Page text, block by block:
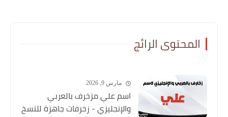
المحتوى الرائج
مارس 9, 2026
اسم علي مزخرف بالعربي
والإنجليزي - زخرفات جاهزة للنسخ